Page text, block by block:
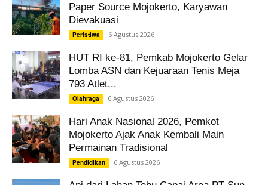
Paper Source Mojokerto, Karyawan
Dievakuasi
Peristiwa 6 Agustus 2026
HUT RI ke-81, Pemkab Mojokerto Gelar
Lomba ASN dan Kejuaraan Tenis Meja
793 Atlet...
Olahraga 6 Agustus 2026
Hari Anak Nasional 2026, Pemkot
Mojokerto Ajak Anak Kembali Main
Permainan Tradisional
Pendidikan 6 Agustus 2026